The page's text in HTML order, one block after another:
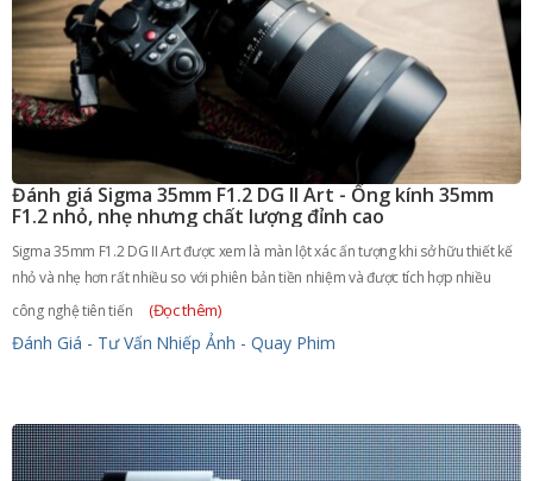
Đánh giá Sigma 35mm F1.2 DG II Art - Ống kính 35mm
F1.2 nhỏ, nhẹ nhưng chất lượng đỉnh cao
Sigma 35mm F1.2 DG II Art được xem là màn lột xác ấn tượng khi sở hữu thiết kế
nhỏ và nhẹ hơn rất nhiều so với phiên bản tiền nhiệm và được tích hợp nhiều
công nghệ tiên tiến
(Đọc thêm)
Đánh Giá - Tư Vấn Nhiếp Ảnh - Quay Phim